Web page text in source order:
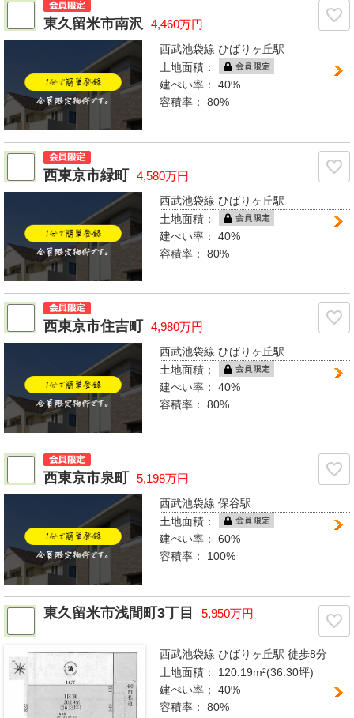
東久留米市南沢 4,460万円
西武池袋線 ひばりヶ丘駅
土地面積：
建ぺい率：40%
容積率：80%
西東京市緑町 4,580万円
西武池袋線 ひばりヶ丘駅
土地面積：
建ぺい率：40%
容積率：80%
西東京市住吉町 4,980万円
西武池袋線 ひばりヶ丘駅
土地面積：
建ぺい率：40%
容積率：80%
西東京市泉町 5,198万円
西武池袋線 保谷駅
土地面積：
建ぺい率：60%
容積率： 100%
東久留米市浅間町3丁目 5,950万円
西武池袋線 ひばりヶ丘駅徒歩8分
土地面積： 120.19m²(36.30坪)
建ぺい率：40%
容積率：80%